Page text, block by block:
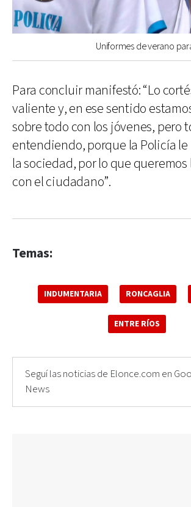
Uniformes de verano
Para concluir manifestó: “Lo
valiente y, en ese sentido
sobre todo con los jóvenes, pero
entendiendo, porque la Policía le
la sociedad, por lo que queremos
con el ciudadano”.
Temas:
INDUMENTARIA RONCAGLIA
ENTRE RÍOS
Seguí las noticias de Elonce.com en
News